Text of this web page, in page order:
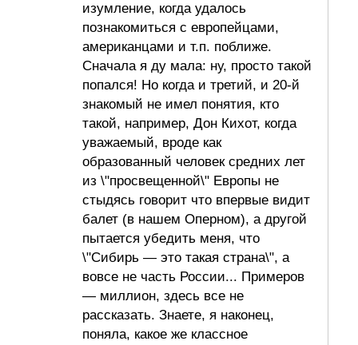
изумление, когда удалось
познакомиться с европейцами,
американцами и т.п. поближе.
Сначала я ду мала: ну, просто такой
попался! Но когда и третий, и 20-й
знакомый не имел понятия, кто
такой, например, Дон Кихот, когда
уважаемый, вроде как
образованный человек средних лет
из \"просвещенной\" Европы не
стыдясь говорит что впервые видит
балет (в нашем Оперном), а другой
пытается убедить меня, что
\"Сибирь — это такая страна\", а
вовсе не часть России... Примеров
— миллион, здесь все не
рассказать. Знаете, я наконец,
поняла, какое же классное